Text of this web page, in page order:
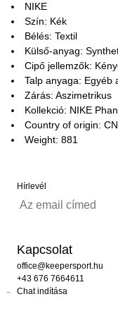
NIKE
Szín: Kék
Bélés: Textil
Külső-anyag:
Cipő jellemzők:
Talp anyaga: Egyéb
Zárás: Aszimetrikus
Kollekció: NIKE
Country of origin: CN
Weight: 881
Hírlevél
Kapcsolat
office@keepersport.hu
+43 676 7664611
Chat indítása